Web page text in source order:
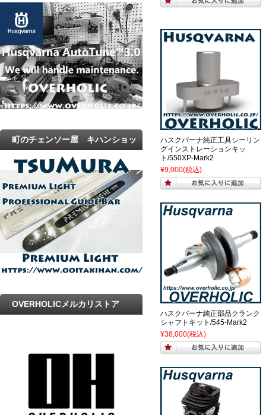
ハスクバーナ純正工具シーリン
グインストレーションキッ
ト/550XP-Mark2
¥9,000(税込)
ハスクバーナ純正部品クランク
シャフトキット/545-Mark2
¥38,000(税込)
町のチェンソー屋 キハンショッ
プ
OVERHOLICメルカリストア